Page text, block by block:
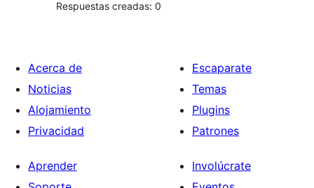
Respuestas creadas: 0
Acerca de
Noticias
Alojamiento
Privacidad
Escaparate
Temas
Plugins
Patrones
Aprender
Involúcrate